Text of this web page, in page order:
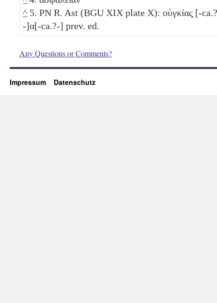
^ 5. PN R. Ast (BGU XIX plate X): οὐγκίας̣ [-ca.?
-]α[-ca.?-] prev. ed.
Any Questions or Comments?
Impressum Datenschutz